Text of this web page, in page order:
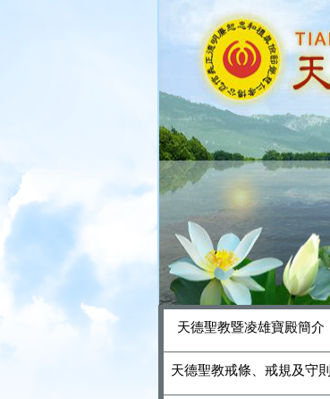
天德聖教暨凌雄寶殿簡介
天德聖教戒條、戒規及守則